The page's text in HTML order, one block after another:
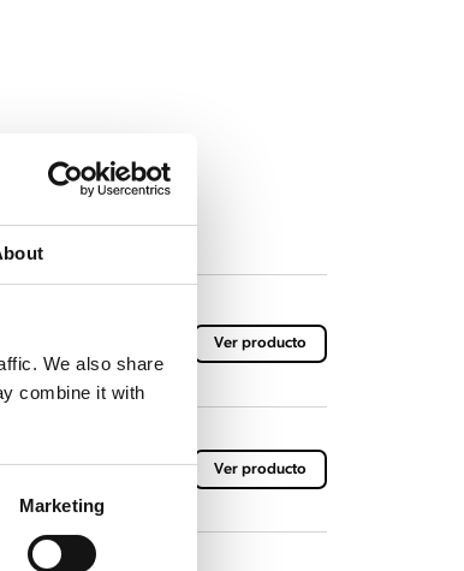
We also share
combine it with
Marketing
Ver producto
Ver producto